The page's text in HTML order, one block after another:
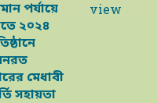
পর্যায়ে
২০২৪
মেধাবী
সহায়তা
view